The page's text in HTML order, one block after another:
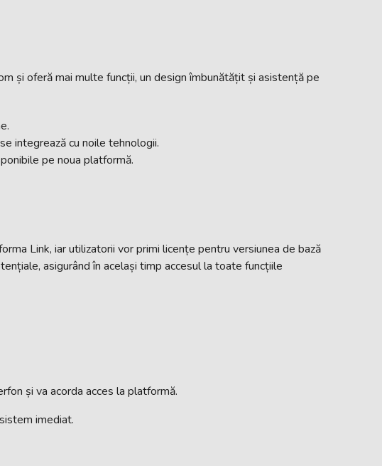
și oferă mai multe funcții, un design îmbunătățit și asistență pe
integrează cu noile tehnologii.
pe noua platformă.
Link, iar utilizatorii vor primi licențe pentru versiunea de bază
asigurând în același timp accesul la toate funcțiile
și va acorda acces la platformă.
imediat.